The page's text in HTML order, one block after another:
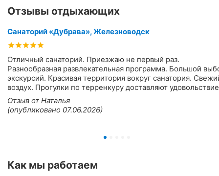
Отзывы отдыхающих
Санаторий «Дубрава», Железноводск
Отличный санаторий. Приезжаю не первый раз.
Разнообразная развлекательная программа. Большой
экскурсий. Красивая территория вокруг санатория.
воздух. Прогулки по терренкуру доставляют
Отзыв от Наталья
(опубликовано 07.06.2026)
Как мы работаем